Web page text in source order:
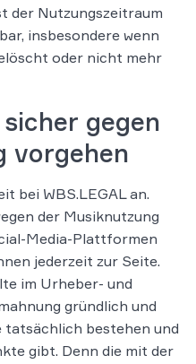
der Nutzungszeitraum
insbesondere wenn
oder nicht mehr
gegen
vorgehen
bei WBS.LEGAL an.
der Musiknutzung
Media-Plattformen
jederzeit zur Seite.
im Urheber- und
gründlich und
tatsächlich bestehen und
gibt. Denn die mit der